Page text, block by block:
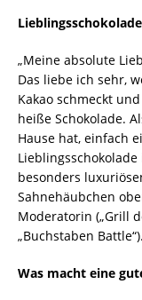
Lieblingsschokolade
„Meine absolute
Das liebe ich sehr,
Kakao schmeckt
heiße Schokolade.
Hause hat, einfach
besonders
Sahnehäubchen
Moderatorin („Grill
„Buchstaben Battle“).
Was macht eine